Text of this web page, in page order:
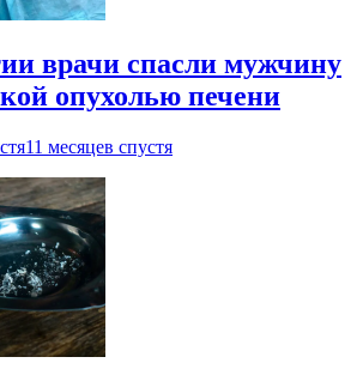
врачи спасли мужчину
опухолью печени
11 месяцев спустя